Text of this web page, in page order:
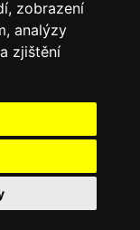
zobrazení
analýzy
zjištění